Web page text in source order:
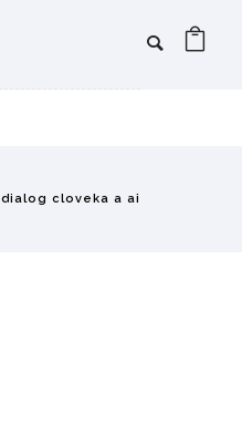
dialog cloveka a ai